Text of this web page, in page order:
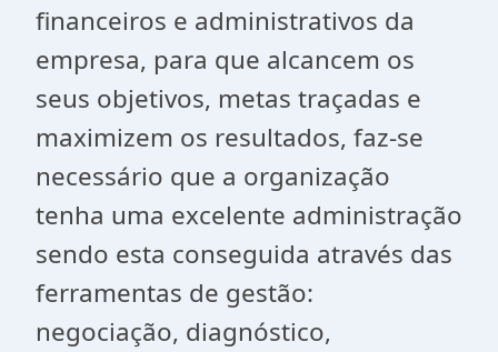
financeiros e administrativos da
empresa, para que alcancem os
seus objetivos, metas traçadas e
maximizem os resultados, faz-se
necessário que a organização
tenha uma excelente administração
sendo esta conseguida através das
ferramentas de gestão:
negociação, diagnóstico,